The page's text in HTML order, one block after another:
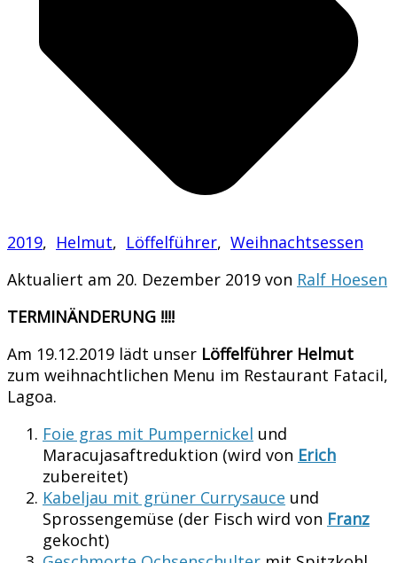
2019, Helmut, Löffelführer, Weihnachtsessen
Aktualiert am 20. Dezember 2019 von Ralf Hoesen
TERMINÄNDERUNG !!!!
Am 19.12.2019 lädt unser Löffelführer Helmut
zum weihnachtlichen Menu im Restaurant Fatacil,
Lagoa.
Foie gras mit Pumpernickel und
Maracujasaftreduktion (wird von Erich
zubereitet)
Kabeljau mit grüner Currysauce und
Sprossengemüse (der Fisch wird von Franz
gekocht)